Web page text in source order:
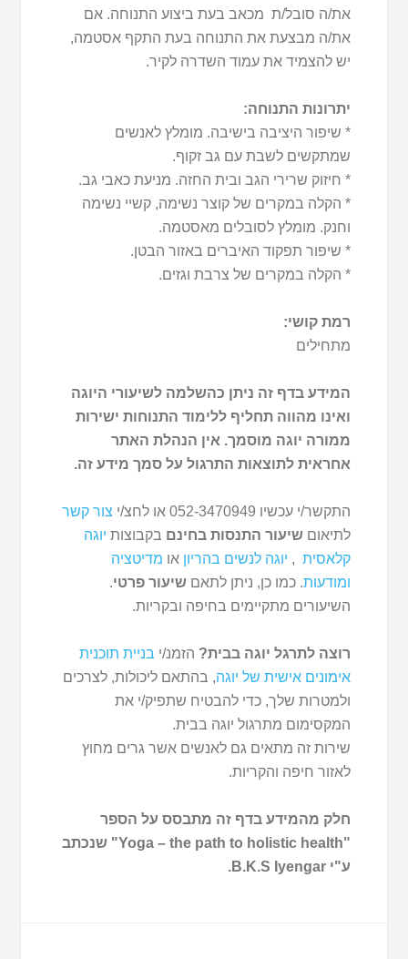
את/ה סובל/ת מכאב בעת ביצוע התנוחה. אם
את/ה מבצעת את התנוחה בעת התקף אסטמה,
יש להצמיד את עמוד השדרה לקיר.
יתרונות התנוחה:
* שיפור היציבה בישיבה. מומלץ לאנשים
שמתקשים לשבת עם גב זקוף.
* חיזוק שרירי הגב ובית החזה. מניעת כאבי גב.
* הקלה במקרים של קוצר נשימה, קשיי נשימה
וחנק. מומלץ לסובלים מאסטמה.
* שיפור תפקוד האיברים באזור הבטן.
* הקלה במקרים של צרבת וגזים.
רמת קושי:
מתחילים
המידע בדף זה ניתן כהשלמה לשיעורי היוגה
ואינו מהווה תחליף ללימוד התנוחות ישירות
ממורה יוגה מוסמך. אין הנהלת האתר
אחראית לתוצאות התרגול על סמך מידע זה.
התקשר/י עכשיו 052-3470949 או לחצ/י
צור קשר
לתיאום שיעור התנסות בחינם בקבוצות יוגה
קלאסית , יוגה לנשים בהריון או מדיטציה
ומודעות. כמו כן, ניתן לתאםשיעור פרטי.
השיעורים מתקיימים בחיפה ובקריות.
רוצה לתרגל יוגה בבית? הזמנ/י בניית תוכנית
אימונים אישית של יוגה, בהתאם ליכולות, לצרכים
ולמטרות שלך, כדי להבטיח שתפיק/י את
המקסימום מתרגול יוגה בבית.
שירות זה מתאים גם לאנשים אשר גרים מחוץ
לאזור חיפה והקריות.
חלק מהמידע בדף זה מתבסס על הספר
"Yoga – the path to holistic health" שנכתב
ע"י B.K.S Iyengar.